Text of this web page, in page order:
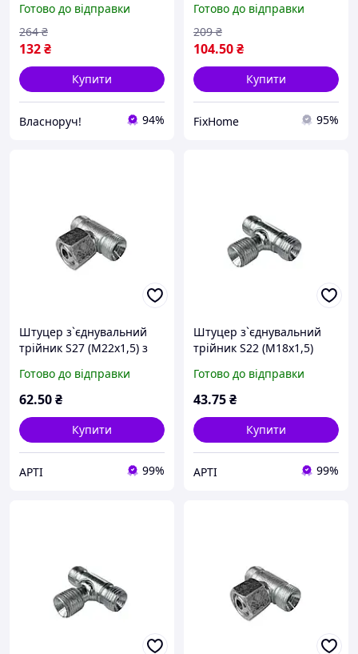
систем водопостачання
Готово до відправки
132₴
264 ₴
Купити
Власноруч! 94%
шлангів у системах
водопостачання
Готово до відправки
104.50₴
209 ₴
Купити
FixHome 95%
Штуцер з`єднувальний
трійник S27 (М22х1,5) з
Готово до відправки
62.50₴
Купити
АРТІ 99%
Штуцер з`єднувальний
трійник S22 (М18х1,5)
Готово до відправки
43.75₴
Купити
АРТІ 99%